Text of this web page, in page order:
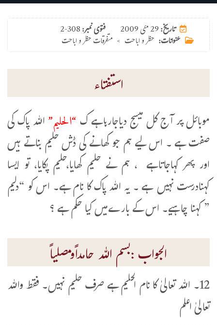
فتوی نمبر:2-308 تاریخ:29 مئی 2009
عنوانات: حظر و اباحت > متفرقات حظر و اباحت
استفتاء
موبائل پر آج کل میسج دیاجارہاہے ک“الحلیم”اللہ پاک کی
صفت ہے ۔ اس لیے ہم جو کھانے کی ڈش حلیم بناتے ہیں
اور پھر کہاجاتاہے ، ہم نے حلیم کھایا،حلیم پکایا، تو ایسا
کہنادرست نہیں ہے ۔ یہ اللہ پاک کا نام ہے۔ اس کو “دلیم
” کہنا چاہیے۔ اس کے بارےمیں کیا حکم ہے ؟
الجواب :بسم اللہ حامداًومصلیاً
12۔ اللہ تعالیٰ کا نام الحلیم ہے صرف حلیم نہیں۔ فقط واللہ
تعالیٰ اعلم